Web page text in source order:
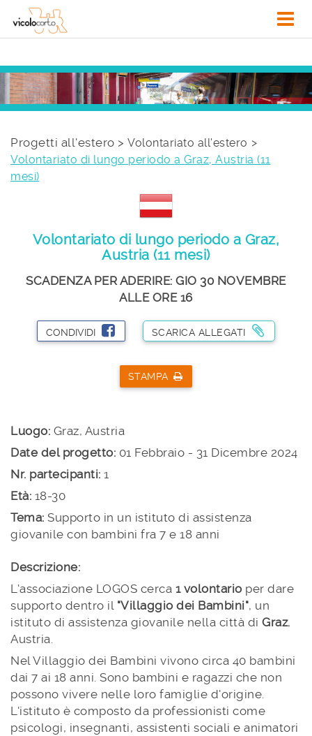
Progetti all'estero > Volontariato all'estero
Volontariato di lungo periodo a Graz, Austria (11
mesi)
Volontariato di lungo periodo a Graz,
Austria (11 mesi)
SCADENZA PER ADERIRE: GIO 30 NOVEMBRE
ALLE ORE 16
CONDIVIDI SCARICA ALLEGATI
STAMPA
Luogo: Graz, Austria
Date del progetto: 01 Febbraio - 31 Dicembre 2024
Nr. partecipanti: 1
Età: 18-30
Tema: Supporto in un istituto di assistenza
giovanile con bambini fra 7 e 18 anni
Descrizione:
L'associazione LOGOS cerca 1 volontario per dare
supporto dentro il "Villaggio dei Bambini", un
istituto di assistenza giovanile nella città di Graz,
Austria.
Nel Villaggio dei Bambini vivono circa 40 bambini
dai 7 ai 18 anni. Sono bambini e ragazzi che non
possono vivere nelle loro famiglie d'origine.
L'istituto è composto da professionisti come
psicologi, insegnanti, assistenti sociali e animatori